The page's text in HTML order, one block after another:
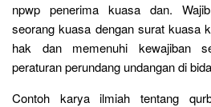
npwp penerima kuasa dan.
seorang kuasa dengan surat kuasa
hak dan memenuhi kewajiban
peraturan perundang undangan di
Contoh karya ilmiah tentang